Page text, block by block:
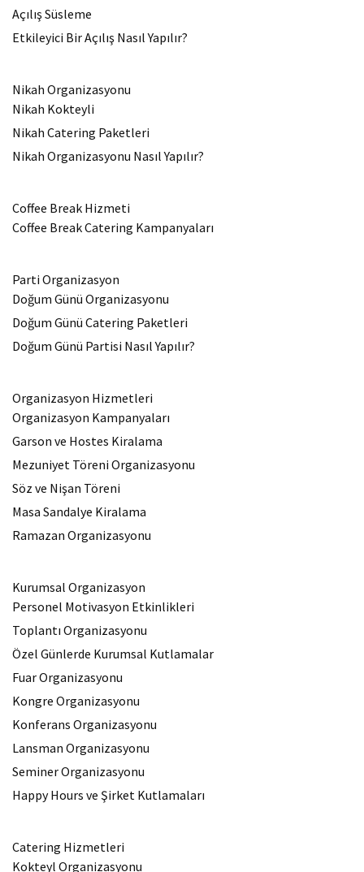
Açılış Süsleme
Etkileyici Bir Açılış Nasıl Yapılır?
Nikah Organizasyonu
Nikah Kokteyli
Nikah Catering Paketleri
Nikah Organizasyonu Nasıl Yapılır?
Coffee Break Hizmeti
Coffee Break Catering Kampanyaları
Parti Organizasyon
Doğum Günü Organizasyonu
Doğum Günü Catering Paketleri
Doğum Günü Partisi Nasıl Yapılır?
Organizasyon Hizmetleri
Organizasyon Kampanyaları
Garson ve Hostes Kiralama
Mezuniyet Töreni Organizasyonu
Söz ve Nişan Töreni
Masa Sandalye Kiralama
Ramazan Organizasyonu
Kurumsal Organizasyon
Personel Motivasyon Etkinlikleri
Toplantı Organizasyonu
Özel Günlerde Kurumsal Kutlamalar
Fuar Organizasyonu
Kongre Organizasyonu
Konferans Organizasyonu
Lansman Organizasyonu
Seminer Organizasyonu
Happy Hours ve Şirket Kutlamaları
Catering Hizmetleri
Kokteyl Organizasyonu